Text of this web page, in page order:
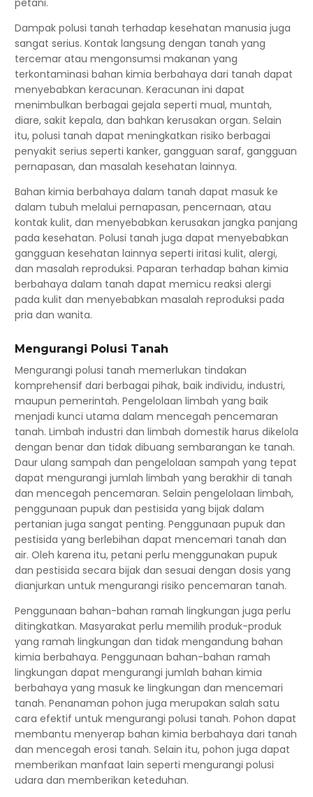
petani.
Dampak polusi tanah terhadap kesehatan manusia juga
sangat serius. Kontak langsung dengan tanah yang
tercemar atau mengonsumsi makanan yang
terkontaminasi bahan kimia berbahaya dari tanah dapat
menyebabkan keracunan. Keracunan ini dapat
menimbulkan berbagai gejala seperti mual, muntah,
diare, sakit kepala, dan bahkan kerusakan organ. Selain
itu, polusi tanah dapat meningkatkan risiko berbagai
penyakit serius seperti kanker, gangguan saraf, gangguan
pernapasan, dan masalah kesehatan lainnya.
Bahan kimia berbahaya dalam tanah dapat masuk ke
dalam tubuh melalui pernapasan, pencernaan, atau
kontak kulit, dan menyebabkan kerusakan jangka panjang
pada kesehatan. Polusi tanah juga dapat menyebabkan
gangguan kesehatan lainnya seperti iritasi kulit, alergi,
dan masalah reproduksi. Paparan terhadap bahan kimia
berbahaya dalam tanah dapat memicu reaksi alergi
pada kulit dan menyebabkan masalah reproduksi pada
pria dan wanita.
Mengurangi Polusi Tanah
Mengurangi polusi tanah memerlukan tindakan
komprehensif dari berbagai pihak, baik individu, industri,
maupun pemerintah. Pengelolaan limbah yang baik
menjadi kunci utama dalam mencegah pencemaran
tanah. Limbah industri dan limbah domestik harus dikelola
dengan benar dan tidak dibuang sembarangan ke tanah.
Daur ulang sampah dan pengelolaan sampah yang tepat
dapat mengurangi jumlah limbah yang berakhir di tanah
dan mencegah pencemaran. Selain pengelolaan limbah,
penggunaan pupuk dan pestisida yang bijak dalam
pertanian juga sangat penting. Penggunaan pupuk dan
pestisida yang berlebihan dapat mencemari tanah dan
air. Oleh karena itu, petani perlu menggunakan pupuk
dan pestisida secara bijak dan sesuai dengan dosis yang
dianjurkan untuk mengurangi risiko pencemaran tanah.
Penggunaan bahan-bahan ramah lingkungan juga perlu
ditingkatkan. Masyarakat perlu memilih produk-produk
yang ramah lingkungan dan tidak mengandung bahan
kimia berbahaya. Penggunaan bahan-bahan ramah
lingkungan dapat mengurangi jumlah bahan kimia
berbahaya yang masuk ke lingkungan dan mencemari
tanah. Penanaman pohon juga merupakan salah satu
cara efektif untuk mengurangi polusi tanah. Pohon dapat
membantu menyerap bahan kimia berbahaya dari tanah
dan mencegah erosi tanah. Selain itu, pohon juga dapat
memberikan manfaat lain seperti mengurangi polusi
udara dan memberikan keteduhan.